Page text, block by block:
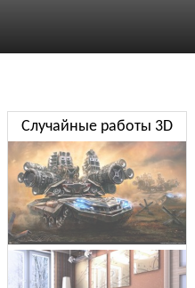
Случайные работы 3D